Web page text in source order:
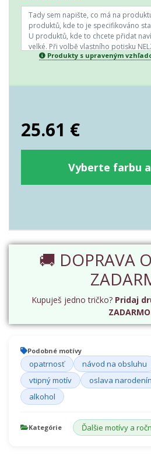
Produkty s upraveným
25.61 €
Vyberte farbu
🚚 DOPRAVA
Kupuješ jedno tričko? Pridaj
Podobné motívy
opatrnosť návod na obsluhu
vtipný motív
oslava narodenín
alkohol
Kategórie Ďalšie motívy a